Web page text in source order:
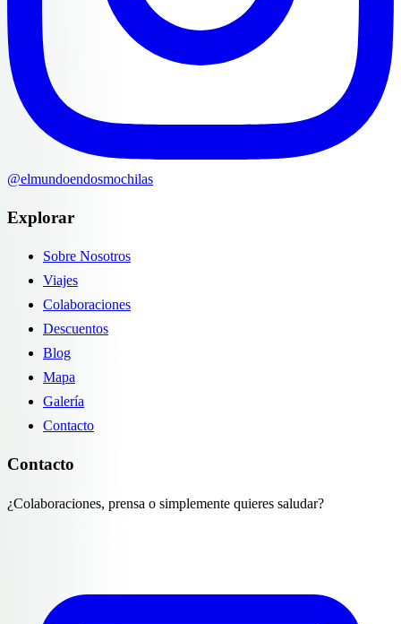
@elmundoendosmochilas
Explorar
Sobre Nosotros
Viajes
Colaboraciones
Descuentos
Blog
Mapa
Galería
Contacto
Contacto
¿Colaboraciones, prensa o simplemente quieres saludar?